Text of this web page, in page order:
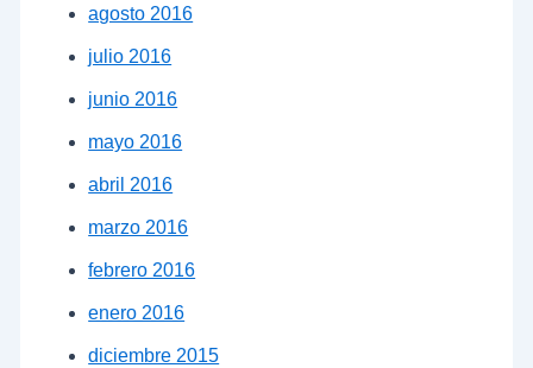
agosto 2016
julio 2016
junio 2016
mayo 2016
abril 2016
marzo 2016
febrero 2016
enero 2016
diciembre 2015